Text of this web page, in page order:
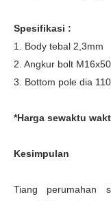
Spesifikasi :
1. Body tebal 2,3mm
2. Angkur bolt
3. Bottom pole dia
*Harga sewaktu
Kesimpulan
Tiang perumahan